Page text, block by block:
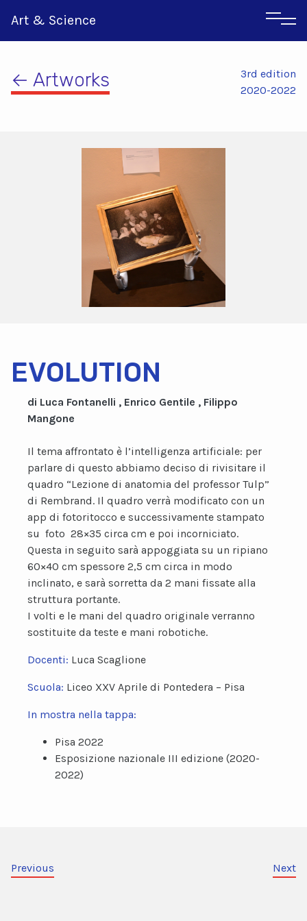
Art & Science
← Artworks
3rd edition
2020-2022
EVOLUTION
di Luca Fontanelli , Enrico Gentile , Filippo
Mangone
Il tema affrontato è l’intelligenza artificiale: per
parlare di questo abbiamo deciso di rivisitare il
quadro “Lezione di anatomia del professor Tulp”
di Rembrand. Il quadro verrà modificato con un
app di fotoritocco e successivamente stampato
su foto 28×35 circa cm e poi incorniciato.
Questa in seguito sarà appoggiata su un ripiano
60×40 cm spessore 2,5 cm circa in modo
inclinato, e sarà sorretta da 2 mani fissate alla
struttura portante.
I volti e le mani del quadro originale verranno
sostituite da teste e mani robotiche.
Docenti: Luca Scaglione
Scuola: Liceo XXV Aprile di Pontedera – Pisa
In mostra nella tappa:
Pisa 2022
Esposizione nazionale III edizione (2020-
2022)
Previous Next